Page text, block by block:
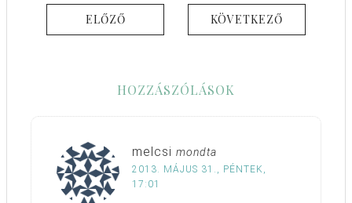
ELŐZŐ KÖVETKEZŐ
HOZZÁSZÓLÁSOK
melcsi mondta
2013. MÁJUS 31., PÉNTEK,
17:01